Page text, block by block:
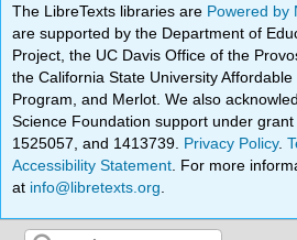
The LibreTexts libraries are Powered by
are supported by the Department of
Project, the UC Davis Office of the
the California State University
Program, and Merlot. We also
Science Foundation support under grant
1525057, and 1413739. Privacy Policy.
Accessibility Statement . For more
at info@libretexts.org